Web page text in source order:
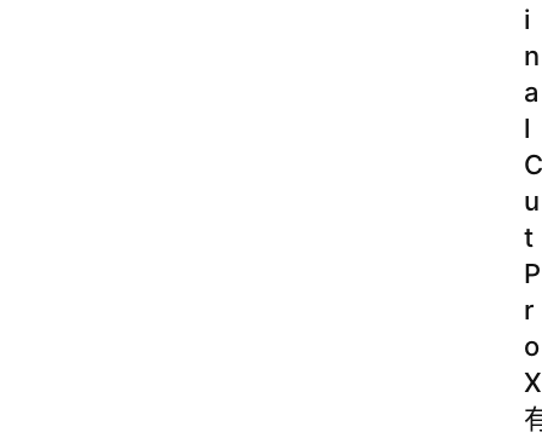
i
n
a
l
C
u
t
P
r
o
X